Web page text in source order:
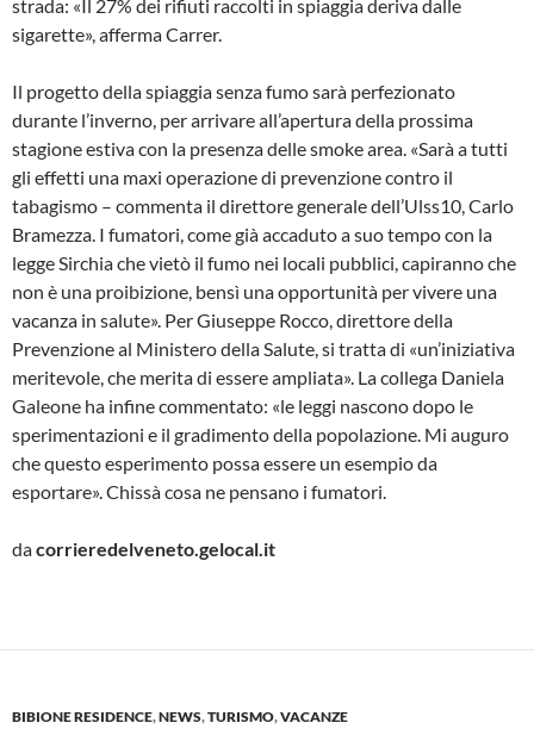
strada: «Il 27% dei rifiuti raccolti in spiaggia deriva dalle
sigarette», afferma Carrer.
Il progetto della spiaggia senza fumo sarà perfezionato
durante l’inverno, per arrivare all’apertura della prossima
stagione estiva con la presenza delle smoke area. «Sarà a tutti
gli effetti una maxi operazione di prevenzione contro il
tabagismo – commenta il direttore generale dell’Ulss10, Carlo
Bramezza. I fumatori, come già accaduto a suo tempo con la
legge Sirchia che vietò il fumo nei locali pubblici, capiranno che
non è una proibizione, bensì una opportunità per vivere una
vacanza in salute». Per Giuseppe Rocco, direttore della
Prevenzione al Ministero della Salute, si tratta di «un’iniziativa
meritevole, che merita di essere ampliata». La collega Daniela
Galeone ha infine commentato: «le leggi nascono dopo le
sperimentazioni e il gradimento della popolazione. Mi auguro
che questo esperimento possa essere un esempio da
esportare». Chissà cosa ne pensano i fumatori.
dacorrieredelveneto.gelocal.it
BIBIONE RESIDENCE,NEWS,TURISMO,VACANZE